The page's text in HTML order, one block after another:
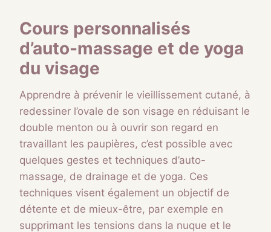
Cours personnalisés
d’auto-massage et de yoga
du visage
Apprendre à prévenir le vieillissement cutané, à
redessiner l’ovale de son visage en réduisant le
double menton ou à ouvrir son regard en
travaillant les paupières, c’est possible avec
quelques gestes et techniques d’auto-
massage, de drainage et de yoga. Ces
techniques visent également un objectif de
détente et de mieux-être, par exemple en
supprimant les tensions dans la nuque et le